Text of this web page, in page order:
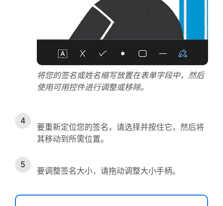
将您的签名或姓名缩写放置在表单字段中，然后
使用可用控件进行调整或移除。
要重新定位您的签名，请选择并按住它，然后将
其移动到所需位置。
要调整签名大小，请拖动调整大小手柄。